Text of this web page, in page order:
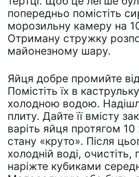
попередньо помістіть
морозильну камеру на
Отриману стружку
майонезному шару.
Яйця добре промийте
Помістіть їх в
холодною водою.
плиту. Дайте її вмісту
варіть яйця протягом
стану «круто». Після
холодній воді, очистіть,
наріжте кубиками